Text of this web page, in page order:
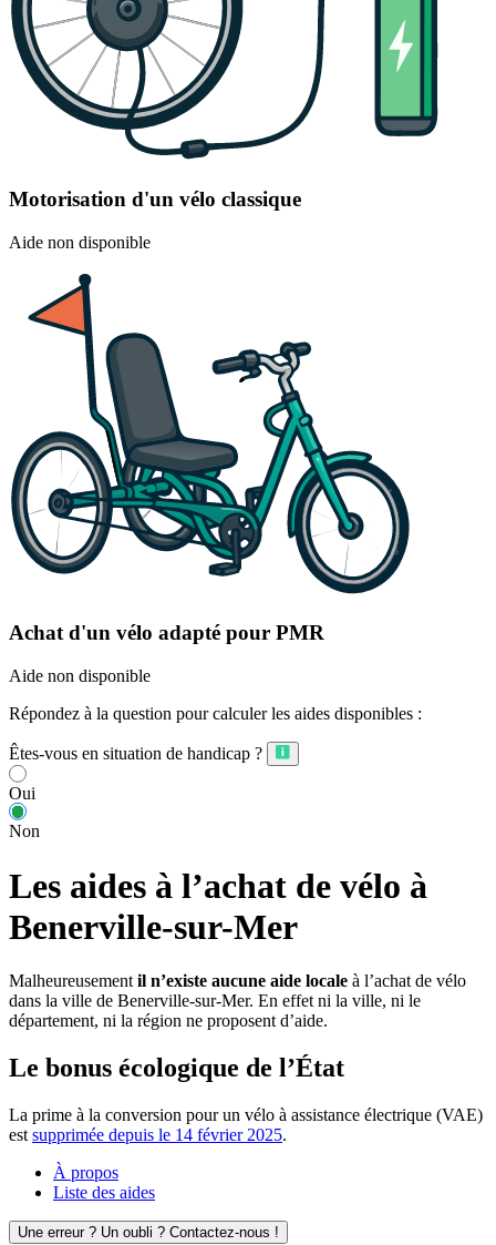
Motorisation d'un vélo classique
Aide non disponible
Achat d'un vélo adapté pour PMR
Aide non disponible
Répondez à la question pour calculer les aides disponibles :
Êtes-vous en situation de handicap ?
Oui
Non
Les aides à l’achat de vélo à
Benerville-sur-Mer
Malheureusement il n’existe aucune aide locale à l’achat de vélo
dans la ville de Benerville-sur-Mer. En effet ni la ville, ni le
département, ni la région ne proposent d’aide.
Le bonus écologique de l’État
La prime à la conversion pour un vélo à assistance électrique (VAE)
est supprimée depuis le 14 février 2025.
À propos
Liste des aides
Une erreur ? Un oubli ? Contactez-nous !